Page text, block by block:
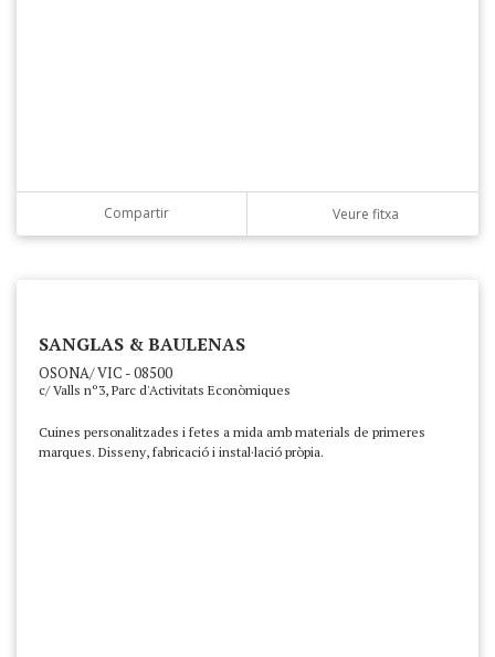
Compartir Veure fitxa
SANGLAS & BAULENAS
OSONA/ VIC - 08500
c/ Valls nº3, Parc d'Activitats Econòmiques
Cuines personalitzades i fetes a mida amb materials de primeres
marques. Disseny, fabricació i instal·lació pròpia.